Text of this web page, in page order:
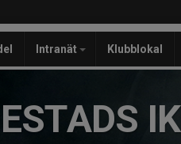
Intranät Klubblokal
IK